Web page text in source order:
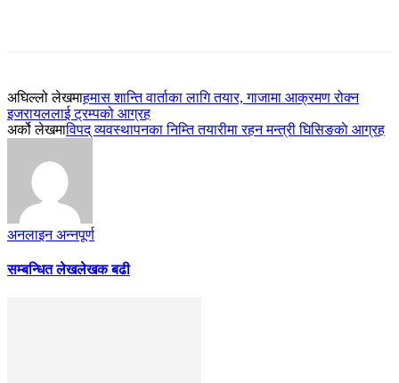
अघिल्लो लेखमाहमास शान्ति वार्ताका लागि तयार, गाजामा आक्रमण रोक्न
इजरायललाई ट्रम्पको आग्रह
अर्को लेखमाविपद् व्यवस्थापनका निम्ति तयारीमा रहन मन्त्री घिसिङकाे आग्रह
अनलाइन अन्नपूर्ण
सम्बन्धित लेखलेखक बढी